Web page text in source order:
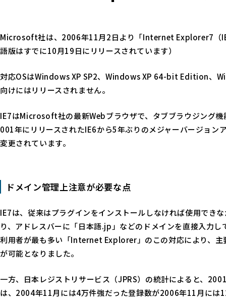
Microsoft社は、2006年11月2日より「Internet Explorer7（
語版はすでに10月19日にリリースされています）
対応OSはWindows XP SP2、Windows XP 64-bit Edition、
向けにはリリースされません。
IE7はMicrosoft社の最新Webブラウザで、タブブラウジング
001年にリリースされたIE6から5年ぶりのメジャーバージョン
変更されています。
ドメイン管理上注意が必要な点
IE7は、従来はプラグインをインストールしなければ使用でき
り、アドレスバーに「日本語.jp」などのドメインを直接入力し
利用者が最も多い「Internet Explorer」のこの対応により、
が可能となりました。
一方、日本レジストリサービス（JPRS）の統計によると、
は、2004年11月には4万件強だった登録数が2006年11月には